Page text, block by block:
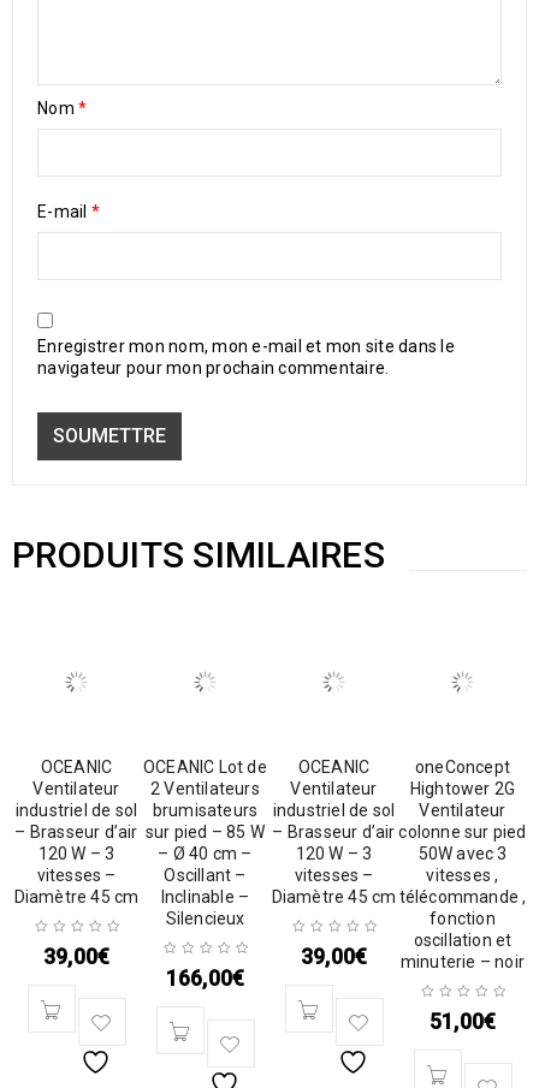
Nom *
E-mail *
Enregistrer mon nom, mon e-mail et mon site dans le
navigateur pour mon prochain commentaire.
PRODUITS SIMILAIRES
OCEANIC
Ventilateur
industriel de sol
– Brasseur d’air
120 W – 3
vitesses –
Diamètre 45 cm
39,00€
OCEANIC Lot de
2 Ventilateurs
brumisateurs
sur pied – 85 W
– Ø 40 cm –
Oscillant –
Inclinable –
Silencieux
166,00€
OCEANIC
Ventilateur
industriel de sol
– Brasseur d’air
120 W – 3
vitesses –
Diamètre 45 cm
39,00€
oneConcept
Hightower 2G
Ventilateur
colonne sur pied
50W avec 3
vitesses ,
télécommande ,
fonction
oscillation et
minuterie – noir
51,00€